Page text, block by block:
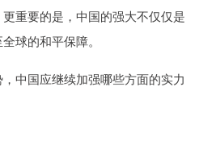
重要的是，中国的强大不仅仅是
球的和平保障。
中国应继续加强哪些方面的实力